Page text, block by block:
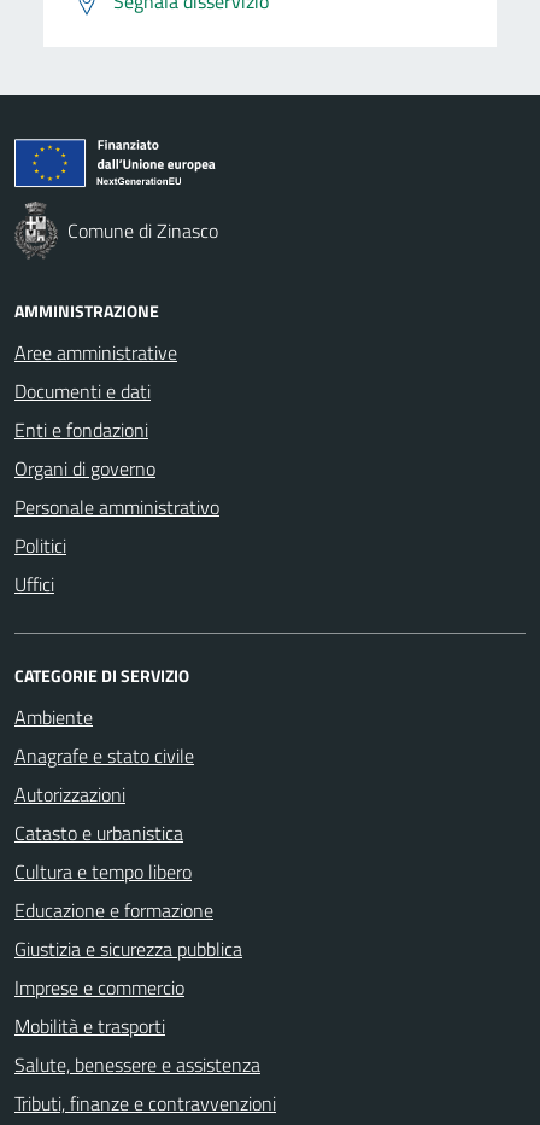
Comune di Zinasco
AMMINISTRAZIONE
Aree amministrative
Documenti e dati
Enti e fondazioni
Organi di governo
Personale amministrativo
Politici
Uffici
CATEGORIE DI SERVIZIO
Ambiente
Anagrafe e stato civile
Autorizzazioni
Catasto e urbanistica
Cultura e tempo libero
Educazione e formazione
Giustizia e sicurezza pubblica
Imprese e commercio
Mobilità e trasporti
Salute, benessere e assistenza
Tributi, finanze e contravvenzioni